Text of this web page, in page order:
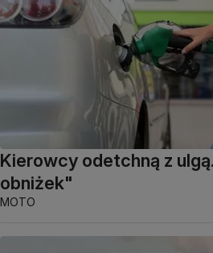
Kierowcy odetchną z
obniżek"
MOTO